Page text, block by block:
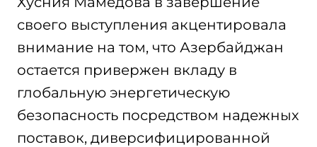
своего выступления акцентировала
внимание на том, что Азербайджан
остается привержен вкладу в
глобальную энергетическую
безопасность посредством надежных
поставок, диверсифицированной